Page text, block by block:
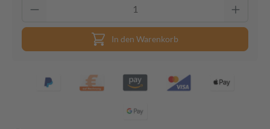
In den Warenkorb